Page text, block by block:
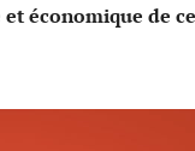
économique de